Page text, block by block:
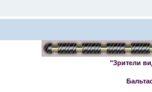
"Зрители